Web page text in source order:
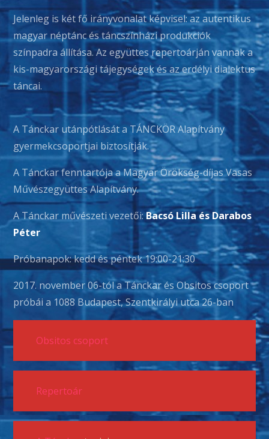
Jelenleg is két fő irányvonalat képvisel: az autentikus
magyar néptánc és táncszínházi produkciók
színpadra állítása. Az együttes repertoárján vannak a
kis-magyarországi tájegységek és az erdélyi dialektus
táncai.
A Tánckar utánpótlását a TÁNCKÖR Alapítvány
gyermekcsoportjai biztosítják.
A Tánckar fenntartója a Magyar Örökség-díjas Vasas
Művészegyüttes Alapítvány.
A Tánckar művészeti vezetői:Bacsó Lilla és Darabos
Péter
Próbanapok: kedd és péntek 19:00-21:30
2017. november 06-tól a Tánckar és Obsitos csoport
próbái a 1088 Budapest, Szentkirályi utca 26-ban
Obsitos csoport
Repertoár